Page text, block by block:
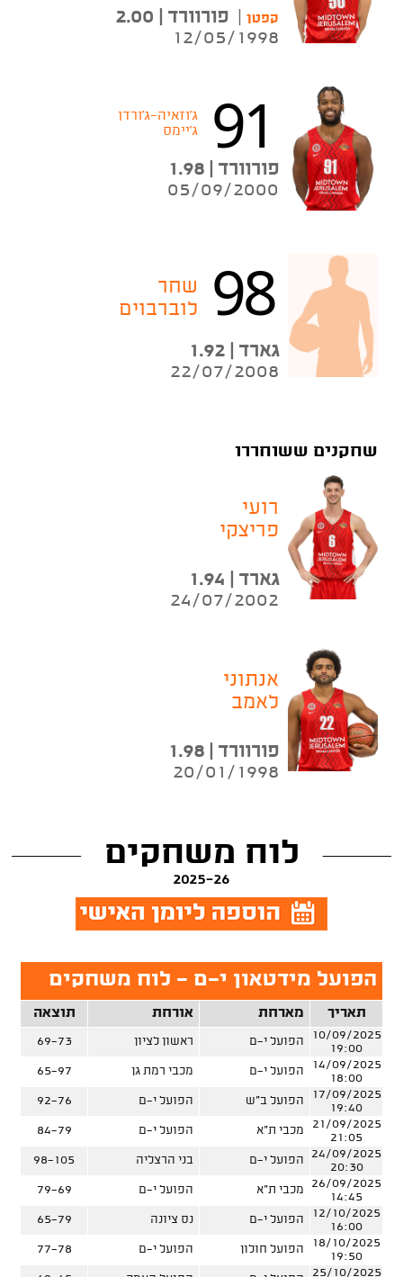
קפטן |פורוורד | 2.00
12/05/1998
91
ג'וזאיה־ג'ורדן
ג'יימס
פורוורד | 1.98
05/09/2000
98
שחר
לוברבוים
גארד | 1.92
22/07/2008
שחקנים ששוחררו
רועי
פריצקי
גארד | 1.94
24/07/2002
אנתוני
לאמב
פורוורד | 1.98
20/01/1998
לוח משחקים
2025-26
הפועל מידטאון י-ם - לוח משחקים
תאריך מארחת אורחת תוצאה
10/09/2025
19:00
הפועל י-ם ראשון לציון
69-73
14/09/2025
18:00
הפועל י-ם מכבי רמת גן
65-97
17/09/2025
19:40
הפועל ב"ש הפועל י-ם
92-76
21/09/2025
21:05
מכבי ת"א הפועל י-ם
84-79
24/09/2025
20:30
הפועל י-ם בני הרצליה
98-105
26/09/2025
14:45
מכבי ת"א הפועל י-ם
79-69
12/10/2025
16:00
הפועל י-ם נס ציונה
65-79
18/10/2025
19:50
הפועל חולון הפועל י-ם
77-78
25/10/2025